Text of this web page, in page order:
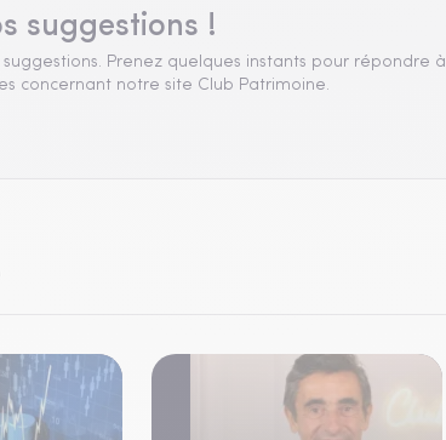
suggestions !
Prenez quelques instants pour répondre à
concernant notre site Club Patrimoine.